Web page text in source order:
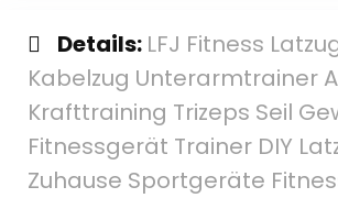
Details: LFJ Fitness
Kabelzug Unterarmtrainer
Krafttraining Trizeps Seil
Fitnessgerät Trainer DIY
Zuhause Sportgeräte